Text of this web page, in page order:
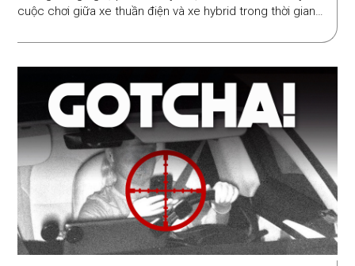
cuộc chơi giữa xe thuần điện và xe hybrid trong thời gian